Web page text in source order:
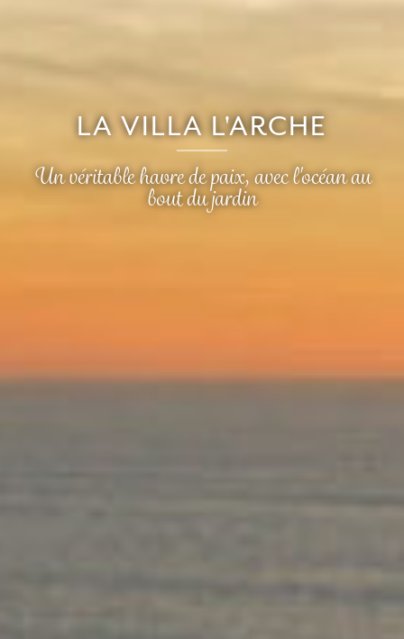
LA VILLA L'ARCHE
Un véritable havre de paix, avec l'océan au
bout du jardin